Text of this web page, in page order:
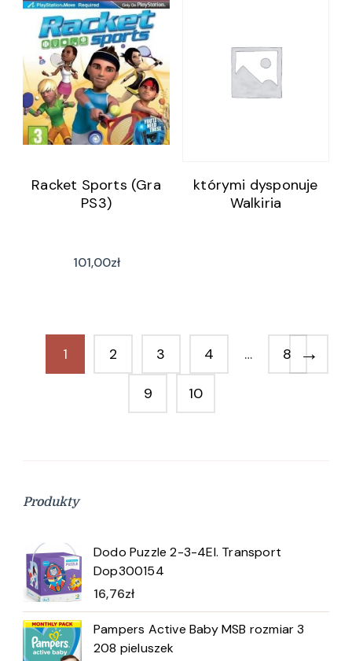
Racket Sports (Gra
PS3)
101,00zł
którymi dysponuje
Walkiria
1 2 3 4 … 8
9 10
→
Produkty
Dodo Puzzle 2-3-4El. Transport
Dop300154
16,76zł
Pampers Active Baby MSB rozmiar 3
208 pieluszek